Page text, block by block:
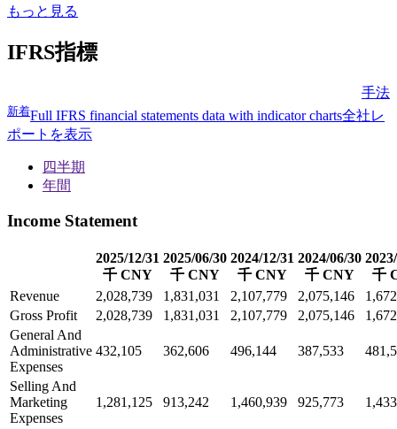
もっと見る
IFRS指標
手法
新着Full IFRS financial statements data with indicator charts全社レ
ポートを表示
四半期
年間
Income Statement
2025/12/31
千 CNY
2025/06/30
千 CNY
2024/12/31
千 CNY
2024/06/30
千 CNY
千
Revenue
2,028,739 1,831,031 2,107,779 2,075,146
Gross Profit
2,028,739 1,831,031 2,107,779 2,075,146
General And
Administrative
Expenses
432,105 362,606 496,144 387,533
Selling And
Marketing
Expenses
1,281,125 913,242 1,460,939 925,773